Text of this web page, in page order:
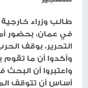
طالب وزراء
في عمان، بحضور
التحرير، بوقف
وأكدوا أن ما
واعتبروا أن
أساس أن تتوقف